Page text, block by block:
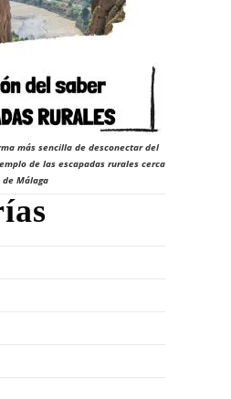
más sencilla de desconectar del
de las escapadas rurales cerca
de Málaga